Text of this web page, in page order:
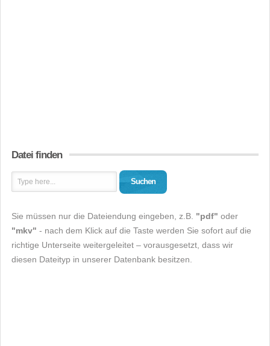
Datei finden
Suchen
Sie müssen nur die Dateiendung eingeben, z.B. "pdf" oder
"mkv" - nach dem Klick auf die Taste werden Sie sofort auf die
richtige Unterseite weitergeleitet – vorausgesetzt, dass wir
diesen Dateityp in unserer Datenbank besitzen.